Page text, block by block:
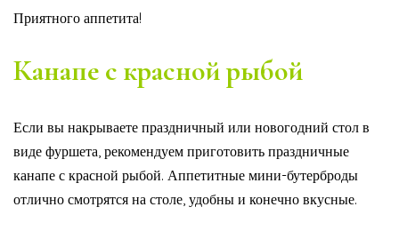
Приятного аппетита!
Канапе с красной рыбой
Если вы накрываете праздничный или новогодний стол в
виде фуршета, рекомендуем приготовить праздничные
канапе с красной рыбой. Аппетитные мини-бутерброды
отлично смотрятся на столе, удобны и конечно вкусные.